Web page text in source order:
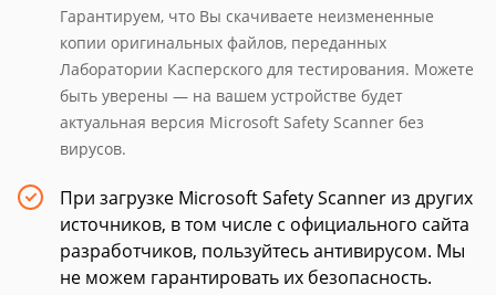
Гарантируем, что Вы скачиваете неизмененные
копии оригинальных файлов, переданных
Лаборатории Касперского для тестирования. Можете
быть уверены — на вашем устройстве будет
актуальная версия Microsoft Safety Scanner без
вирусов.
При загрузке Microsoft Safety Scanner из других
источников, в том числе с официального сайта
разработчиков, пользуйтесь антивирусом. Мы
не можем гарантировать их безопасность.